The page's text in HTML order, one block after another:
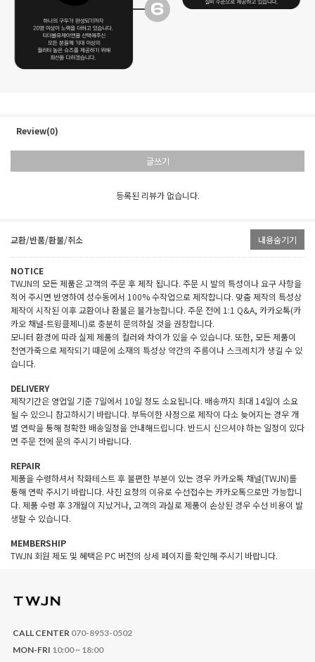
Review(0)
글쓰기
등록된 리뷰가 없습니다.
교환/반품/환불/취소 내용숨기기
NOTICE
TWJN의 모든 제품은 고객의 주문 후 제작 됩니다. 주문 시 발의 특성이나 요구 사항을
적어 주시면 반영하여 성수동에서 100% 수작업으로 제작합니다. 맞춤 제작의 특성상
제작이 시작된 이후 교환이나 환불은 불가능합니다. 주문 전에 1:1 Q&A, 카카오톡(카
카오 채널-트윙클제니)로 충분히 문의하실 것을 권장합니다.
모니터 환경에 따라 실제 제품의 컬러와 차이가 있을 수 있습니다. 또한, 모든 제품이
천연가죽으로 제작되기 때문에 소재의 특성상 약간의 주름이나 스크레치가 생길 수 있
습니다.
DELIVERY
제작기간은 영업일 기준 7일에서 10일 정도 소요됩니다. 배송까지 최대 14일이 소요
될 수 있으니 참고하시기 바랍니다. 부득이한 사정으로 제작이 다소 늦어지는 경우 개
별 연락을 통해 정확한 배송일정을 안내해드립니다. 반드시 신으셔야 하는 일정이 있다
면 주문 전에 문의 주시기 바랍니다.
REPAIR
제품을 수령하셔서 착화테스트 후 불편한 부분이 있는 경우 카카오톡 채널(TWJN)를
통해 연락 주시기 바랍니다. 사진 요청의 이유로 수선접수는 카카오톡으로만 가능합니
다. 제품 수령 후 3개월이 지났거나, 고객의 과실로 제품이 손상된 경우 수선 비용이 발
생할 수 있습니다.
MEMBERSHIP
TWJN 회원 제도 및 혜택은 PC 버전의 상세 페이지를 확인해 주시기 바랍니다.
CALL CENTER 070-8953-0502
MON-FRI 10:00 ~ 18:00